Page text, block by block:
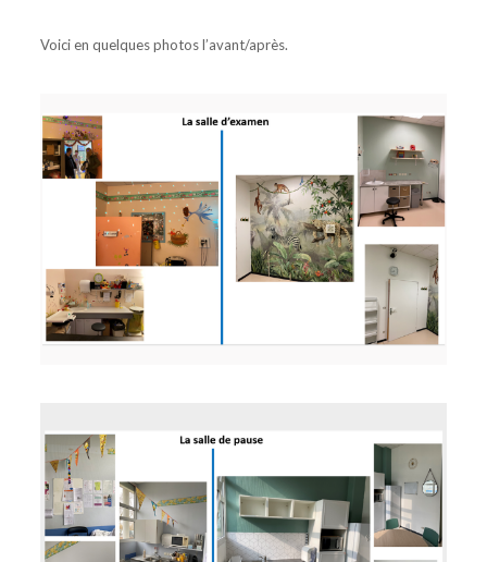
Voici en quelques photos l’avant/après.